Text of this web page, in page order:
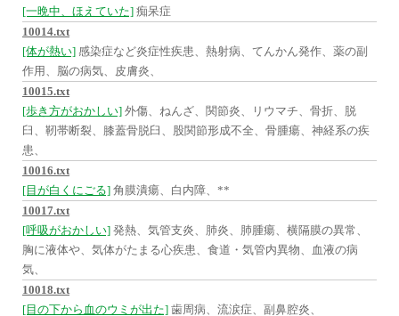
[一晩中、ほえていた] 痴呆症
10014.txt
[体が熱い] 感染症など炎症性疾患、熱射病、てんかん発作、薬の副
作用、脳の病気、皮膚炎、
10015.txt
[歩き方がおかしい] 外傷、ねんざ、関節炎、リウマチ、骨折、脱
臼、靭帯断裂、膝蓋骨脱臼、股関節形成不全、骨腫瘍、神経系の疾
患、
10016.txt
[目が白くにごる] 角膜潰瘍、白内障、**
10017.txt
[呼吸がおかしい] 発熱、気管支炎、肺炎、肺腫瘍、横隔膜の異常、
胸に液体や、気体がたまる心疾患、食道・気管内異物、血液の病
気、
10018.txt
[目の下から血のウミが出た] 歯周病、流涙症、副鼻腔炎、